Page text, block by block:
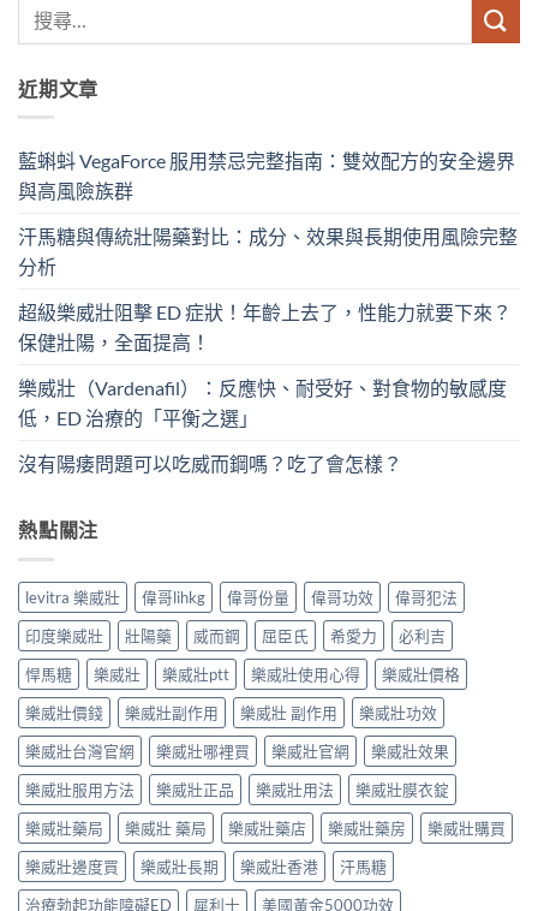
近期文章
藍蝌蚪 VegaForce 服用禁忌完整指南：雙效配方的安全邊界
與高風險族群
汗馬糖與傳統壯陽藥對比：成分、效果與長期使用風險完整
分析
超級樂威壯阻擊 ED 症狀！年齡上去了，性能力就要下來？
保健壯陽，全面提高！
樂威壯（Vardenafil）：反應快、耐受好、對食物的敏感度
低，ED 治療的「平衡之選」
沒有陽痿問題可以吃威而鋼嗎？吃了會怎樣？
熱點關注
levitra 樂威壯 偉哥lihkg 偉哥份量 偉哥功效
偉哥犯法
印度樂威壯
壯陽藥 威而鋼 屈臣氏 希愛力
必利吉
悍馬糖
樂威壯 樂威壯ptt 樂威壯使用心得
樂威壯價格
樂威壯價錢
樂威壯副作用 樂威壯 副作用
樂威壯功效
樂威壯台灣官網
樂威壯哪裡買 樂威壯官網
樂威壯效果
樂威壯服用方法
樂威壯正品 樂威壯用法
樂威壯膜衣錠
樂威壯藥局
樂威壯 藥局 樂威壯藥店 樂威壯藥房
樂威壯購買
樂威壯邊度買
樂威壯長期 樂威壯香港
汗馬糖
治療勃起功能障礙ED
犀利士 美國黃金5000功效